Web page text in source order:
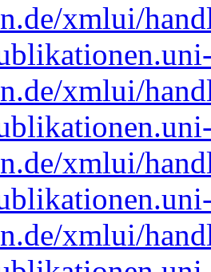
xmlui/
xmlui/
xmlui/
xmlui/